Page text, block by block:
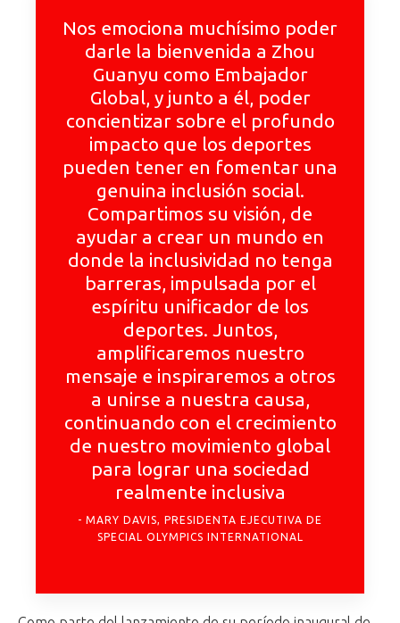
Nos emociona muchísimo poder
darle la bienvenida a Zhou
Guanyu como Embajador
Global, y junto a él, poder
concientizar sobre el profundo
impacto que los deportes
pueden tener en fomentar una
genuina inclusión social.
Compartimos su visión, de
ayudar a crear un mundo en
donde la inclusividad no tenga
barreras, impulsada por el
espíritu unificador de los
deportes. Juntos,
amplificaremos nuestro
mensaje e inspiraremos a otros
a unirse a nuestra causa,
continuando con el crecimiento
de nuestro movimiento global
para lograr una sociedad
realmente inclusiva
MARY DAVIS, PRESIDENTA EJECUTIVA DE
SPECIAL OLYMPICS INTERNATIONAL